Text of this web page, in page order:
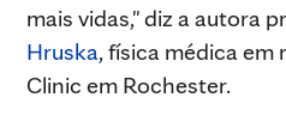
mais vidas," diz a autora
Hruska, física médica em
Clinic em Rochester.